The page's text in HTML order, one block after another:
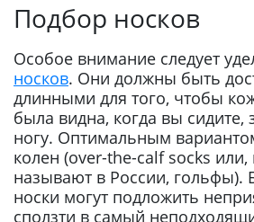
Подбор носков
Особое внимание следует
носков. Они должны быть
длинными для того, чтобы
была видна, когда вы сидите,
ногу. Оптимальным
колен (over-the-calf socks
называют в России, гольфы).
носки могут подложить
сползти в самый